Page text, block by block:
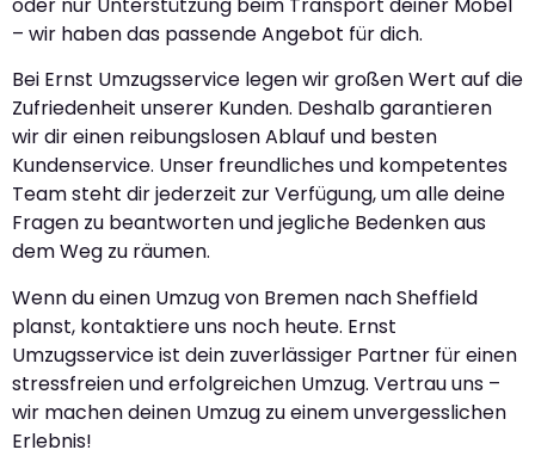
– wir haben das passende Angebot für dich.
Bei Ernst Umzugsservice legen wir großen Wert auf die
Zufriedenheit unserer Kunden. Deshalb garantieren
wir dir einen reibungslosen Ablauf und besten
Kundenservice. Unser freundliches und kompetentes
Team steht dir jederzeit zur Verfügung, um alle deine
Fragen zu beantworten und jegliche Bedenken aus
dem Weg zu räumen.
Wenn du einen Umzug von Bremen nach Sheffield
planst, kontaktiere uns noch heute. Ernst
Umzugsservice ist dein zuverlässiger Partner für einen
stressfreien und erfolgreichen Umzug. Vertrau uns –
wir machen deinen Umzug zu einem unvergesslichen
Erlebnis!